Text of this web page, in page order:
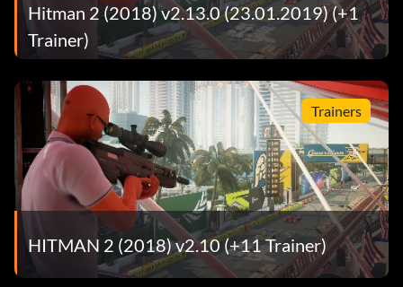
Hitman 2 (2018) v2.13.0 (23.01.2019) (+1
Trainer)
Trainers
HITMAN 2 (2018) v2.10 (+11 Trainer)